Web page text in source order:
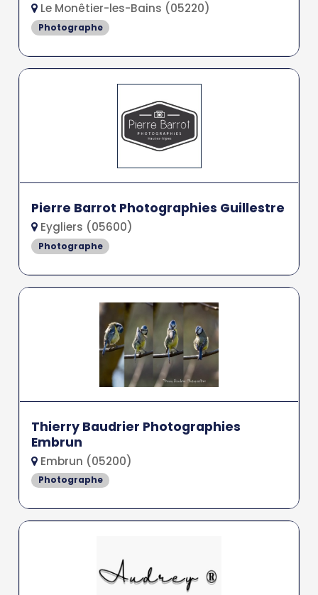
Le Monêtier-les-Bains (05220)
Photographe
Pierre Barrot Photographies Guillestre
Eygliers (05600)
Photographe
Thierry Baudrier Photographies
Embrun
Embrun (05200)
Photographe